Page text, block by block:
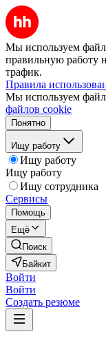
Мы используем
правильную работу
трафик.
Правила
Мы используем
файлов cookie
Понятно
Ищу работу
Ищу работу
Ищу работу
Ищу сотрудника
Сервисы
Помощь
Ещё
Поиск
Байкит
Войти
Войти
Создать резюме